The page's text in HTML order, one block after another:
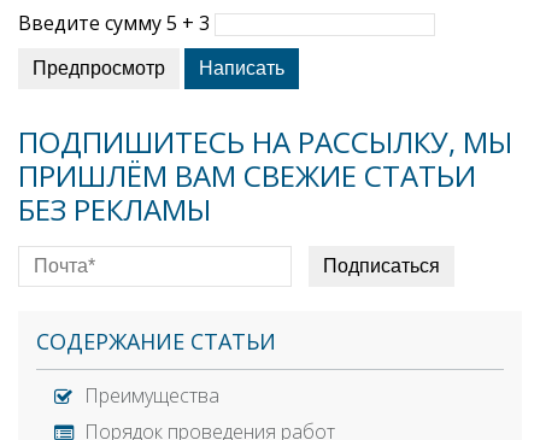
Введите сумму 5 + 3
ПОДПИШИТЕСЬ НА РАССЫЛКУ, МЫ
ПРИШЛЁМ ВАМ СВЕЖИЕ СТАТЬИ
БЕЗ РЕКЛАМЫ
СОДЕРЖАНИЕ СТАТЬИ
Преимущества
Порядок проведения работ